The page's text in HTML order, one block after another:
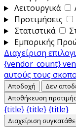
Λειτουργικά
Προτιμήσεις
Στατιστικά
Εμπορικής
Διαχείριση
{vendor_count}
αυτούς τους
Αποδοχή Δεν
Αποθήκευση
{title}{title}{title}
Διαχείριση